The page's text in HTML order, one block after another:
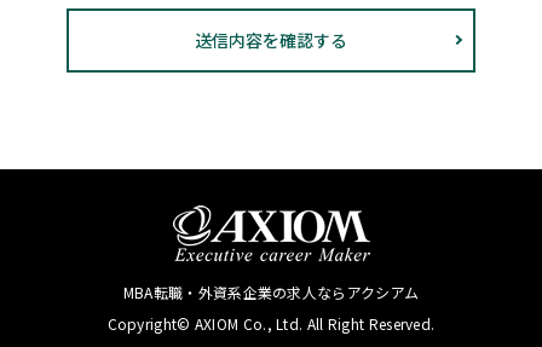
MBA転職・外資系企業の求人ならアクシアム
Copyright© AXIOM Co., Ltd. All Right Reserved.